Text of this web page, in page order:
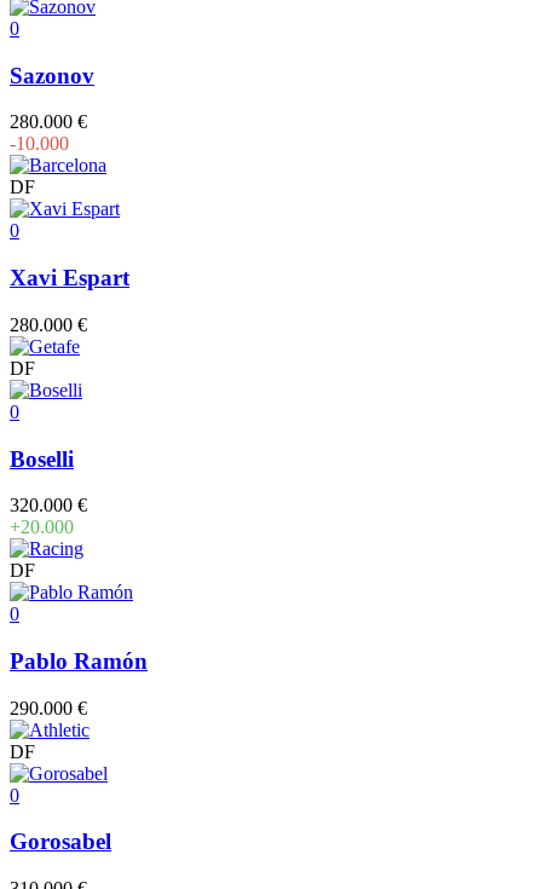
0
Sazonov
280.000 €
-10.000
DF
0
Xavi Espart
280.000 €
DF
0
Boselli
320.000 €
+20.000
DF
0
Pablo Ramón
290.000 €
DF
0
Gorosabel